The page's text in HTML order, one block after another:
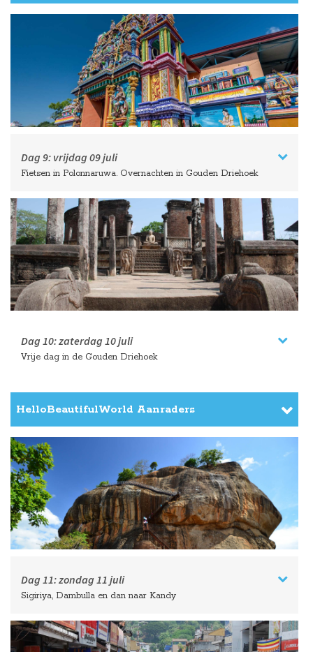
Dag 9: vrijdag 09 juli
Fietsen in Polonnaruwa. Overnachten in Gouden Driehoek
Dag 10:zaterdag 10 juli
Vrije dag in de Gouden Driehoek
HelloBeautifulWorld Aanraders
Dag 11:zondag 11 juli
Sigiriya, Dambulla en dan naar Kandy